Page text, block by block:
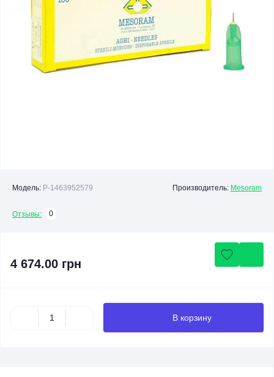
Модель: P-1463952579 Производитель: Mesoram
Отзывы: 0
4 674.00 грн
В корзину